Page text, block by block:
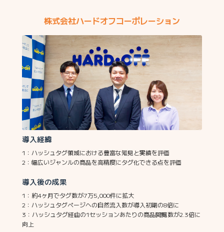
株式会社ハードオフコーポレーション
導入経緯
1：ハッシュタグ領域における豊富な知見と実績を評価
2：幅広いジャンルの商品を高精度にタグ化できる点を評価
導入後の成果
1：約4ヶ月でタグ数が7万5,000件に拡大
2：ハッシュタグページへの自然流入数が導入初期の8倍に
3：ハッシュタグ経由の1セッションあたりの商品閲覧数が2.3倍に
向上